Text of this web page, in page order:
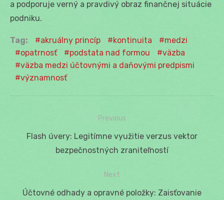
a podporuje verný a pravdivý obraz finančnej situácie
podniku.
Tag: akruálny princíp kontinuita
medzi
opatrnosť
podstata nad formou
väzba
väzba medzi účtovnými a daňovými predpismi
významnosť
Navigácia
Previous
Previous
Flash úvery: Legitímne využitie verzus vektor
bezpečnostných zraniteľností
Next
Next
Účtovné odhady a opravné položky: Zaisťovanie